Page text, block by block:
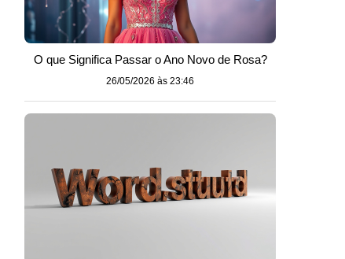
O que Significa Passar o Ano Novo de Rosa?
26/05/2026 às 23:46